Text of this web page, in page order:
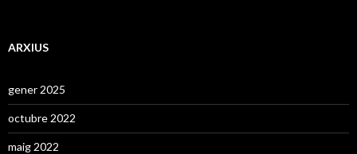
ARXIUS
gener 2025
octubre 2022
maig 2022